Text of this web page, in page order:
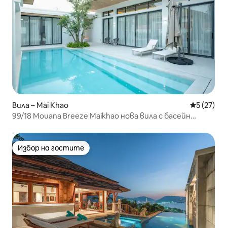
Вила – Mai Khao Средна
5 (27)
99/18 Mouana Breeze Maikhao нова вила с басейн
Избор на гостите
Избор на гостите